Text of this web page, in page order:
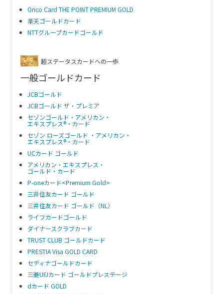
Orico Card THE POINT PREMIUM GOLD
楽天ゴールドカード
NTTグループカードゴールド
超ステータスカードへの一歩
一般ゴールドカード
JCBゴールド
JCBゴールド ザ・プレミア
セゾンゴールド・アメリカン・
エキスプレス®・カード
セゾン ローズゴールド ・アメリカン・
エキスプレス®・カード
UCカード ゴールド
アメリカン・エキスプレス・
ゴールド・カード
P-oneカード<Premium Gold>
三井住友カード ゴールド
三井住友カード ゴールド（NL）
ライフカードゴールド
ダイナースクラブカード
TRUST CLUB ゴールドカード
PRESTIA Visa GOLD CARD
セディナゴールドカード
三菱UFJカード ゴールドプレステージ
dカード GOLD